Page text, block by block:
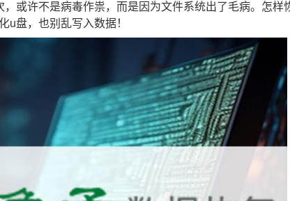
或许不是病毒作祟，而是因为文件系统出了毛病。怎样
u盘，也别乱写入数据！